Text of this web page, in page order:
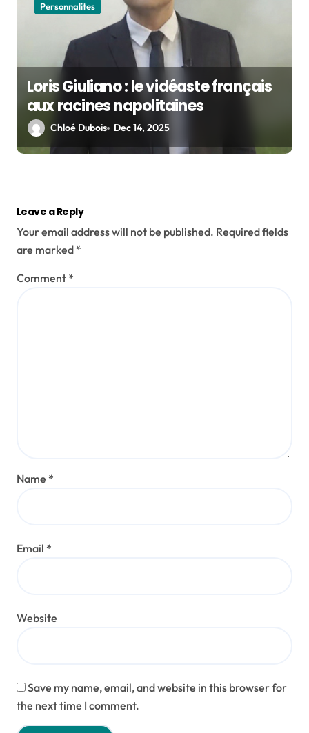
Personnalites
Loris Giuliano : le vidéaste français
aux racines napolitaines
Chloé Dubois Dec 14, 2025
Leave a Reply
Your email address will not be published. Required fields
are marked *
Comment *
Name *
Email *
Website
Save my name, email, and website in this browser for
the next time I comment.